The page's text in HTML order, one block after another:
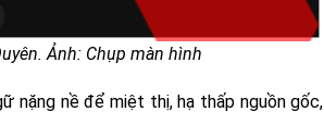
Ảnh: Chụp màn hình
nặng nề để miệt thị, hạ thấp nguồn gốc,